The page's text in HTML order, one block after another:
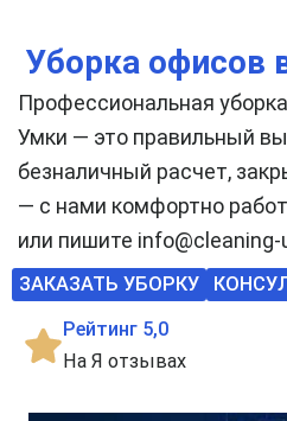
Уборка офисов
Профессиональная
Умки — это правильный
безналичный расчет,
— с нами комфортно
или пишите info@cleaning-
ЗАКАЗАТЬ УБОРКУ
Рейтинг 5,0
На Я отзывах